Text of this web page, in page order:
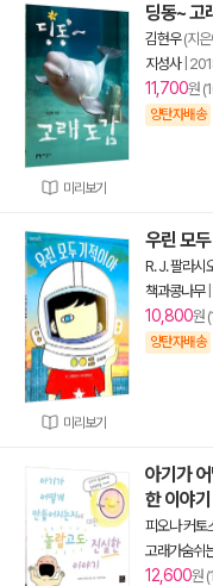
미리보기
딩동~ 고
김현우(지은
지성사|
11,700원
양탄자배송
미리보기
우린 모
R. J. 팔라시
책과콩나무|
10,800원
양탄자배송
아기가
한 이야기
피오나 커토
고래가숨쉬
12,600원